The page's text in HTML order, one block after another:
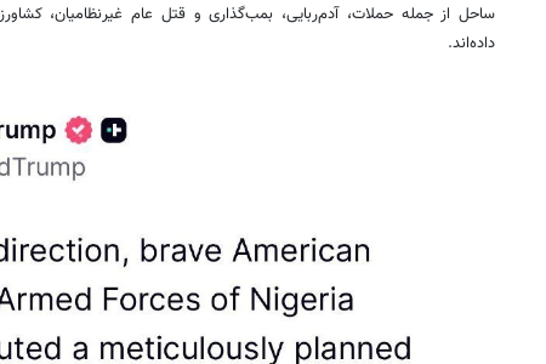
ساحل از جمله حملات، آدم‌ربایی، بمب‌گذاری و قتل عام غیرنظامیان،
داده‌اند.